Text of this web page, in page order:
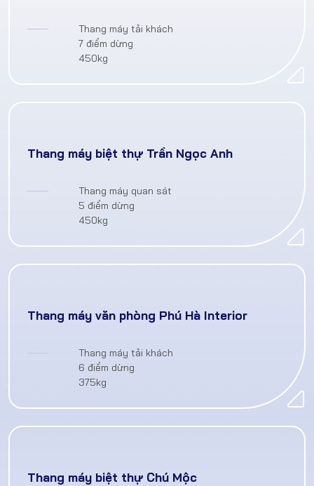
Thang máy tải khách
7 điểm dừng
450kg
Thang máy biệt thự Trần Ngọc Anh
Thang máy quan sát
5 điểm dừng
450kg
Thang máy văn phòng Phú Hà Interior
Thang máy tải khách
6 điểm dừng
375kg
Thang máy biệt thự Chú Mộc